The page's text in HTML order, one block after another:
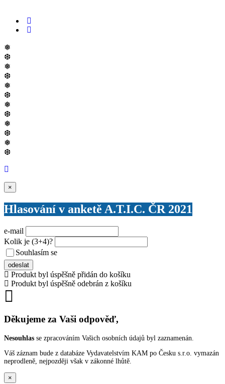
❅
❆
❅
❆
❅
❆
❅
❆
❅
❆
❅
❆
×
Hlasování v anketě A.T.I.C. ČR 2021
e-mail
Kolik je (3+4)?
Souhlasím se
odeslat
Produkt byl úspěšně přidán do košíku
Produkt byl úspěšně odebrán z košíku
Děkujeme za Vaši odpověď,
Nesouhlas se zpracováním Vašich osobních údajů byl zaznamenán.
Váš záznam bude z databáze Vydavatelstvím KAM po Česku s.r.o. vymazán
neprodleně, nejpozději však v zákonné lhůtě.
×